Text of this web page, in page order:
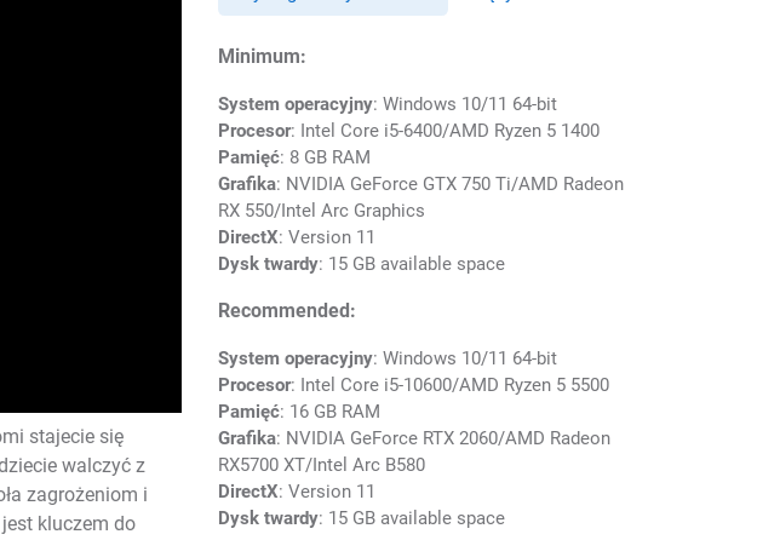
stajecie się
walczyć z
zagrożeniom i
kluczem do
Minimum:
System operacyjny: Windows 10/11 64-bit
Procesor: Intel Core i5-6400/AMD Ryzen 5 1400
Pamięć: 8 GB RAM
Grafika: NVIDIA GeForce GTX 750 Ti/AMD Radeon
RX 550/Intel Arc Graphics
DirectX: Version 11
Dysk twardy: 15 GB available space
Recommended:
System operacyjny: Windows 10/11 64-bit
Procesor: Intel Core i5-10600/AMD Ryzen 5 5500
Pamięć: 16 GB RAM
Grafika: NVIDIA GeForce RTX 2060/AMD Radeon
RX5700 XT/Intel Arc B580
DirectX: Version 11
Dysk twardy: 15 GB available space